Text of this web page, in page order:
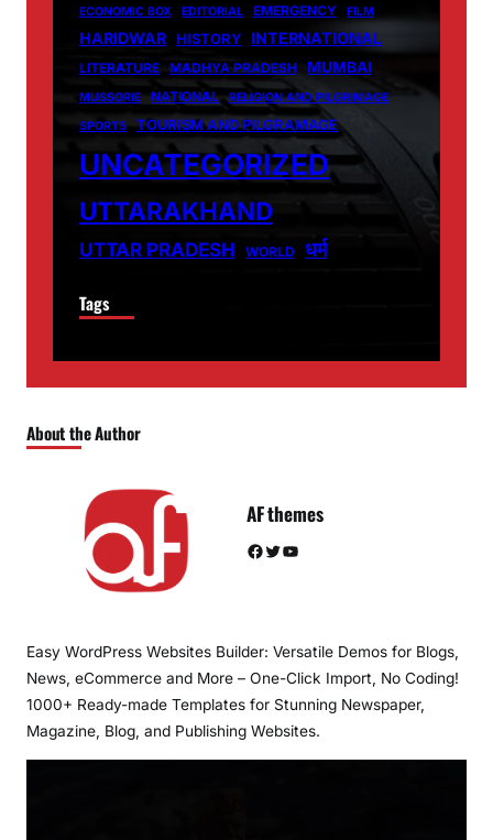
ECONOMIC BOX EDITORIAL EMERGENCY FILM
HARIDWAR HISTORY INTERNATIONAL
LITERATURE MADHYA PRADESH MUMBAI
MUSSORIE NATIONAL
RELIGION AND PILGRIMAGE
SPORTS
TOURISM AND PILGRAMAGE
UNCATEGORIZED
UTTARAKHAND
UTTAR PRADESH WORLD धर्म
Tags
About the Author
AF themes
Facebook Twitter YouTube
Easy WordPress Websites Builder: Versatile Demos for Blogs,
News, eCommerce and More – One-Click Import, No Coding!
1000+ Ready-made Templates for Stunning Newspaper,
Magazine, Blog, and Publishing Websites.